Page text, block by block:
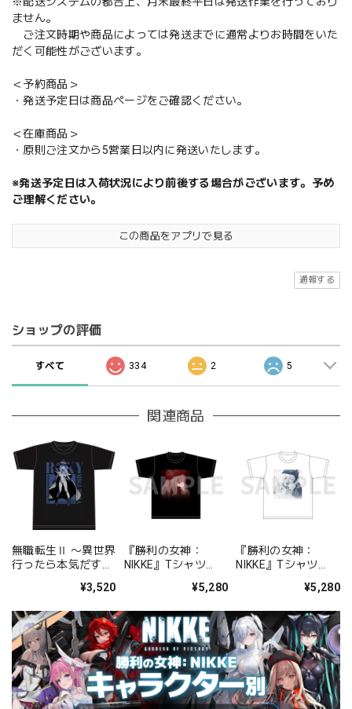
ません。
ご注文時期や商品によっては発送までに通常よりお時間をいた
だく可能性がございます。
＜予約商品＞
・発送予定日は商品ページをご確認ください。
＜在庫商品＞
・原則ご注文から5営業日以内に発送いたします。
※発送予定日は入荷状況により前後する場合がございます。予め
ご理解ください。
この商品をアプリで見る
通報する
ショップの評価
すべて 334 2 5
関連商品
無職転生Ⅱ 〜異世界
行ったら本気だす〜
ー・ミグルディア］
M/L/XLサイズ
¥3,520
『勝利の女神：
NIKKE』Tシャツ
¥5,280
『勝利の女神：
NIKKE』Tシャツ
¥5,280